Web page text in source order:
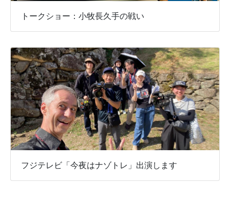
トークショー：小牧長久手の戦い
フジテレビ「今夜はナゾトレ」出演します